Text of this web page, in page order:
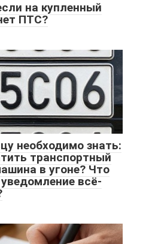
на купленный
ПТС?
необходимо знать:
транспортный
в угоне? Что
всё-